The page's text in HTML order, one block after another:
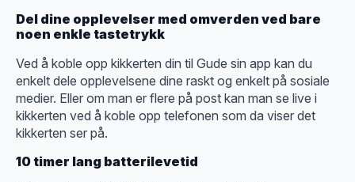
Del dine opplevelser med omverden ved bare
noen enkle tastetrykk
Ved å koble opp kikkerten din til Gude sin app kan du
enkelt dele opplevelsene dine raskt og enkelt på sosiale
medier. Eller om man er flere på post kan man se live i
kikkerten ved å koble opp telefonen som da viser det
kikkerten ser på.
10 timer lang batterilevetid